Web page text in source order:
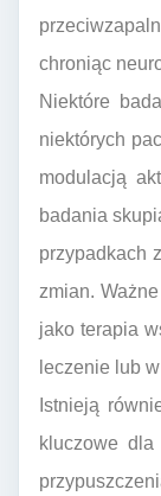
chroniąc
Niektóre
niektórych
modulacją
badania
przypadkach
zmian.
jako terapia
leczenie lub
Istnieją
kluczowe